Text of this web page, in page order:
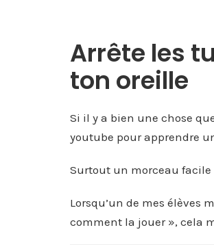
Arrête les
ton oreille
Si il y a bien une chose
youtube pour apprendre
Surtout un morceau
Lorsqu’un de mes élèves
comment la jouer », cela